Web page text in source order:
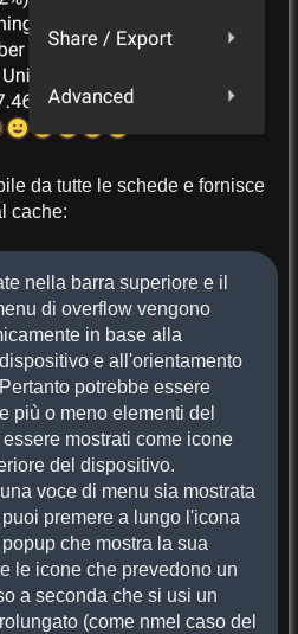
da tutte le schede e fornisce
cache:
nella barra superiore e il
di overflow vengono
in base alla
e all'orientamento
potrebbe essere
più o meno elementi del
mostrati come icone
del dispositivo.
voce di menu sia mostrata
premere a lungo l'icona
che mostra la sua
le icone che prevedono un
a seconda che si usi un
(come nmel caso del